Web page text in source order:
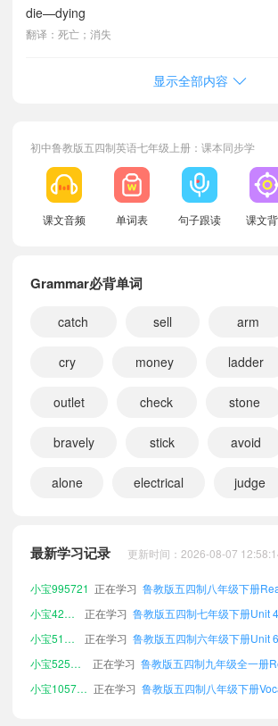
die—dying
翻译：死亡；消失
显示全部内容
初中鲁教版五四制英语七年级上册：课本同步学
课文音频 单词表 句子跟读 课文
Grammar必背单词
catch sell arm
cry money ladder
outlet check stone
bravely stick avoid
alone electrical judge
最新学习记录 更新时间：2026-08-07
小宝100107 正在学习 鲁教版五四制八年级上册
小宝995721 正在学习 鲁教版五四制八年级下册
小宝423607
正在学习
小宝514217
正在学习
小宝525237
正在学习
小宝105797
正在学习
小宝348902 正在学习